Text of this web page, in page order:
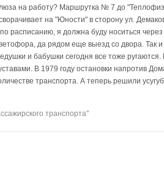
на работу? Маршрутка № 7 до
на "Юности" в сторону ул.
расписанию, я должна буду носиться через
да рядом еще выезд со двора. Так и
и бабушки сегодня все тоже
В 1979 году остановки напротив
транспорта. А теперь решили
транспорта"